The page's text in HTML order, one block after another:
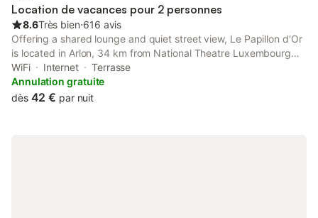
Location de vacances pour 2 personnes
8.6Très bien⋅616 avis
Offering a shared lounge and quiet street view, Le Papillon d'Or
is located in Arlon, 34 km from National Theatre Luxembourg
and 35 km from Contemporary Art Forum Casino Luxembourg.
WiFi Internet
Terrasse
Annulation gratuite
dès 42 € par nuit